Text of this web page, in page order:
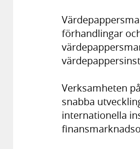
förhandlingar
Verksamheten
snabba
internationella